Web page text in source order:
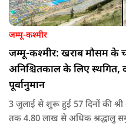
जम्मू-कश्मीर
जम्मू-कश्मीर: खराब मौसम के
अनिश्चितकाल के लिए स्थगित,
पूर्वानुमान
3 जुलाई से शुरू हुई 57 दिनों की श्री
तक 4.80 लाख से अधिक श्रद्धालु